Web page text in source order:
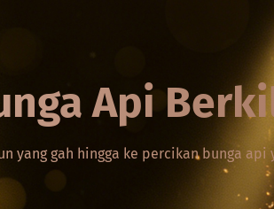
Api
gah hingga ke percikan bunga api